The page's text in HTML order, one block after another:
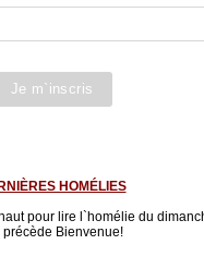
HOMÉLIES
pour lire l`homélie du
précède Bienvenue!